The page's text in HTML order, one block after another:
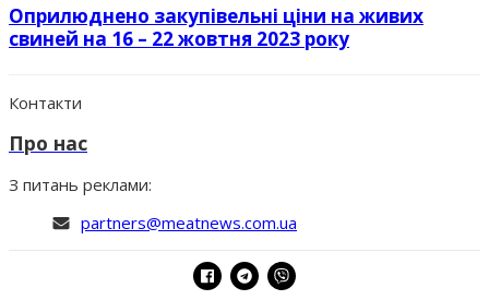
Оприлюднено закупівельні ціни на живих
свиней на 16 – 22 жовтня 2023 року
Контакти
Про нас
З питань реклами:
partners@meatnews.com.ua